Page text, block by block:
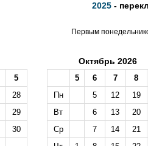
2025 -
Первым
5
28
29
30
Октябрь 2026
5 6 7
8
Пн
5 12
19
Вт
6 13
20
Ср
7 14
21